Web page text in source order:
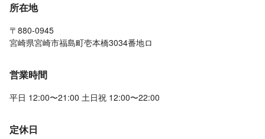
所在地
〒880-0945
宮崎県宮崎市福島町壱本橋3034番地ロ
営業時間
平日 12:00〜21:00 土日祝 12:00〜22:00
定休日